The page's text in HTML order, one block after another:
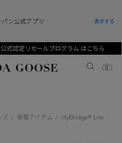
式認定リセールプログラム はこちら
Canada Goose
0
ズ / 新着アイテム /
HyBridge® Lite
ン公式アプリ 表示する